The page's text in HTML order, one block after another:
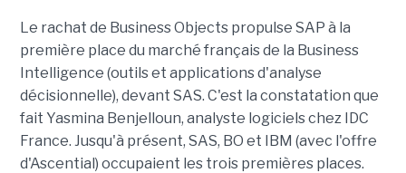
Le rachat de Business Objects propulse SAP à la
première place du marché français de la Business
Intelligence (outils et applications d'analyse
décisionnelle), devant SAS. C'est la constatation que
fait Yasmina Benjelloun, analyste logiciels chez IDC
France. Jusqu'à présent, SAS, BO et IBM (avec l'offre
d'Ascential) occupaient les trois premières places.